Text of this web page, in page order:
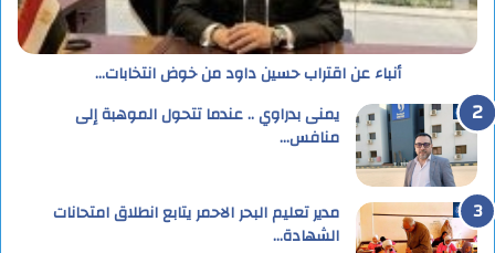
أنباء عن اقتراب حسين داود من خوض انتخابات…
يمنى بدراوي .. عندما تتحول الموهبة إلى
منافس…
مدير تعليم البحر الاحمر يتابع انطلاق امتحانات
الشهادة…